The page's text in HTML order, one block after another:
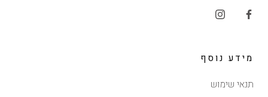
מידע נוסף
תנאי שימוש